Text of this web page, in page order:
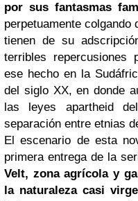
por sus fantasmas
perpetuamente
tienen de su
terribles repercusiones
ese hecho en la
del siglo XX, en donde
las leyes apartheid
separación entre etnias
El escenario de esta
primera entrega de la
Velt, zona agrícola y
la naturaleza casi